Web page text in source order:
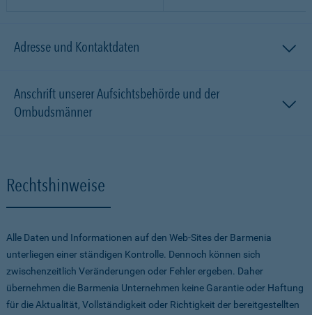
Adresse und Kontaktdaten
Anschrift unserer Aufsichtsbehörde und der
Ombudsmänner
Rechtshinweise
Alle Daten und Informationen auf den Web-Sites der Barmenia
unterliegen einer ständigen Kontrolle. Dennoch können sich
zwischenzeitlich Veränderungen oder Fehler ergeben. Daher
übernehmen die Barmenia Unternehmen keine Garantie oder Haftung
für die Aktualität, Vollständigkeit oder Richtigkeit der bereitgestellten